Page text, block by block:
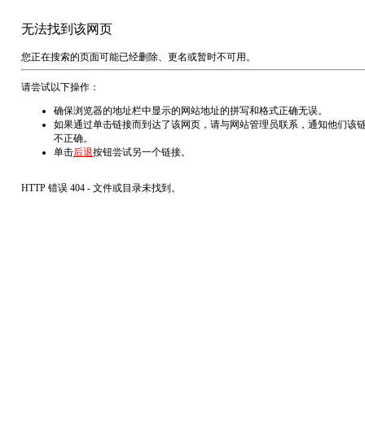
无法找到该网页
您正在搜索的页面可能已经删除、更名或暂时不可用。
请尝试以下操作：
确保浏览器的地址栏中显示的网站地址的拼写和格式正确无误。
如果通过单击链接而到达了该网页，请与网站管理员联系，通知他们该
不正确。
单击后退按钮尝试另一个链接。
HTTP 错误 404 - 文件或目录未找到。